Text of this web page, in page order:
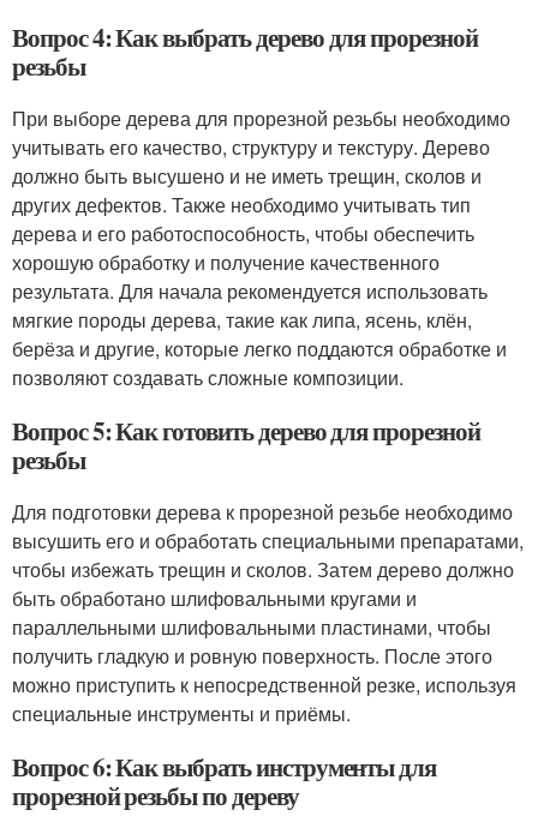
Вопрос 4: Как выбрать дерево для прорезной
резьбы
При выборе дерева для прорезной резьбы необходимо
учитывать его качество, структуру и текстуру. Дерево
должно быть высушено и не иметь трещин, сколов и
других дефектов. Также необходимо учитывать тип
дерева и его работоспособность, чтобы обеспечить
хорошую обработку и получение качественного
результата. Для начала рекомендуется использовать
мягкие породы дерева, такие как липа, ясень, клён,
берёза и другие, которые легко поддаются обработке и
позволяют создавать сложные композиции.
Вопрос 5: Как готовить дерево для прорезной
резьбы
Для подготовки дерева к прорезной резьбе необходимо
высушить его и обработать специальными препаратами,
чтобы избежать трещин и сколов. Затем дерево должно
быть обработано шлифовальными кругами и
параллельными шлифовальными пластинами, чтобы
получить гладкую и ровную поверхность. После этого
можно приступить к непосредственной резке, используя
специальные инструменты и приёмы.
Вопрос 6: Как выбрать инструменты для
прорезной резьбы по дереву